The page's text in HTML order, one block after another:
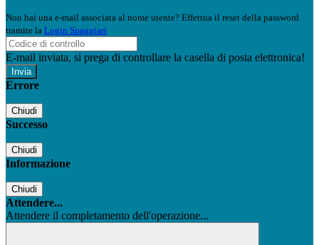
Non hai una e-mail associata al nome utente? Effettua il reset della password
tramite la Login Spaggiari
E-mail inviata, si prega di controllare la casella di posta elettronica!
Errore
Chiudi
Successo
Chiudi
Informazione
Chiudi
Attendere...
Attendere il completamento dell'operazione...